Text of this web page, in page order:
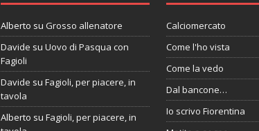
Alberto su Grosso allenatore
Davide suUovo di Pasqua con
Fagioli
Davide suFagioli, per piacere, in
tavola
Alberto suFagioli, per piacere, in
Calciomercato
Come l'ho vista
Come la vedo
Dal bancone…
Io scrivo Fiorentina